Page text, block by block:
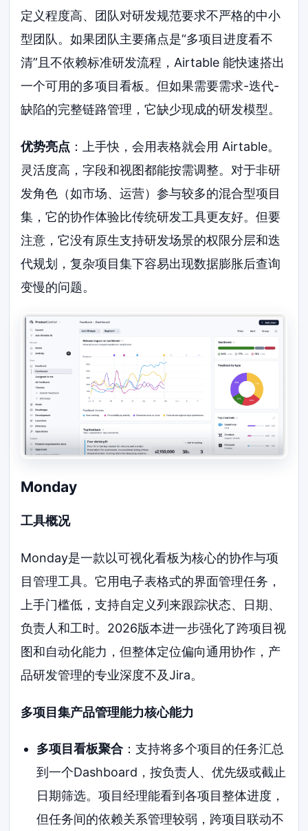
定义程度高、团队对研发规范要求不严格的中小
型团队。如果团队主要痛点是“多项目进度看不
清”且不依赖标准研发流程，Airtable 能快速搭出
一个可用的多项目看板。但如果需要需求-迭代-
缺陷的完整链路管理，它缺少现成的研发模型。
优势亮点 ：上手快，会用表格就会用 Airtable。
灵活度高，字段和视图都能按需调整。对于非研
发角色（如市场、运营）参与较多的混合型项目
集，它的协作体验比传统研发工具更友好。但要
注意，它没有原生支持研发场景的权限分层和迭
代规划，复杂项目集下容易出现数据膨胀后查询
变慢的问题。
Monday
工具概况
Monday是一款以可视化看板为核心的协作与项
目管理工具。它用电子表格式的界面管理任务，
上手门槛低，支持自定义列来跟踪状态、日期、
负责人和工时。2026版本进一步强化了跨项目视
图和自动化能力，但整体定位偏向通用协作，产
品研发管理的专业深度不及Jira。
多项目集产品管理能力核心能力
多项目看板聚合：支持将多个项目的任务汇总
到一个Dashboard，按负责人、优先级或截止
日期筛选。项目经理能看到各项目整体进度，
但任务间的依赖关系管理较弱，跨项目联动不